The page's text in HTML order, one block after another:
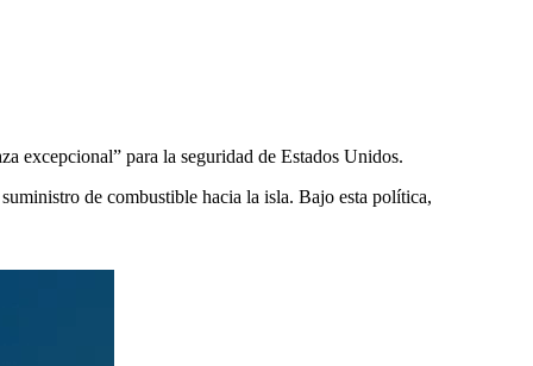
excepcional” para la seguridad de Estados Unidos.
de combustible hacia la isla. Bajo esta política,